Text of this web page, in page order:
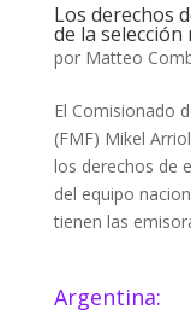
Los derechos
de la
por Matteo
El Comisionado
(FMF) Mikel
los derechos de
del equipo
tienen las
Argentina: